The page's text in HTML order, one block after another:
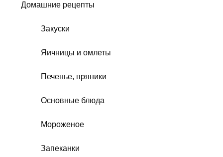
Домашние рецепты
Закуски
Яичницы и омлеты
Печенье, пряники
Основные блюда
Мороженое
Запеканки